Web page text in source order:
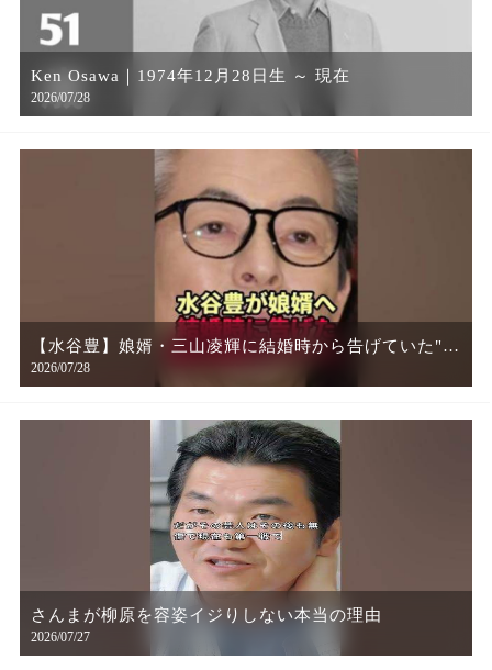
Ken Osawa｜1974年12月28日生 ～ 現在
2026/07/28
【水谷豊】娘婿・三山凌輝に結婚時から告げていた"最
後通告"がヤバすぎた
2026/07/28
さんまが柳原を容姿イジりしない本当の理由
2026/07/27